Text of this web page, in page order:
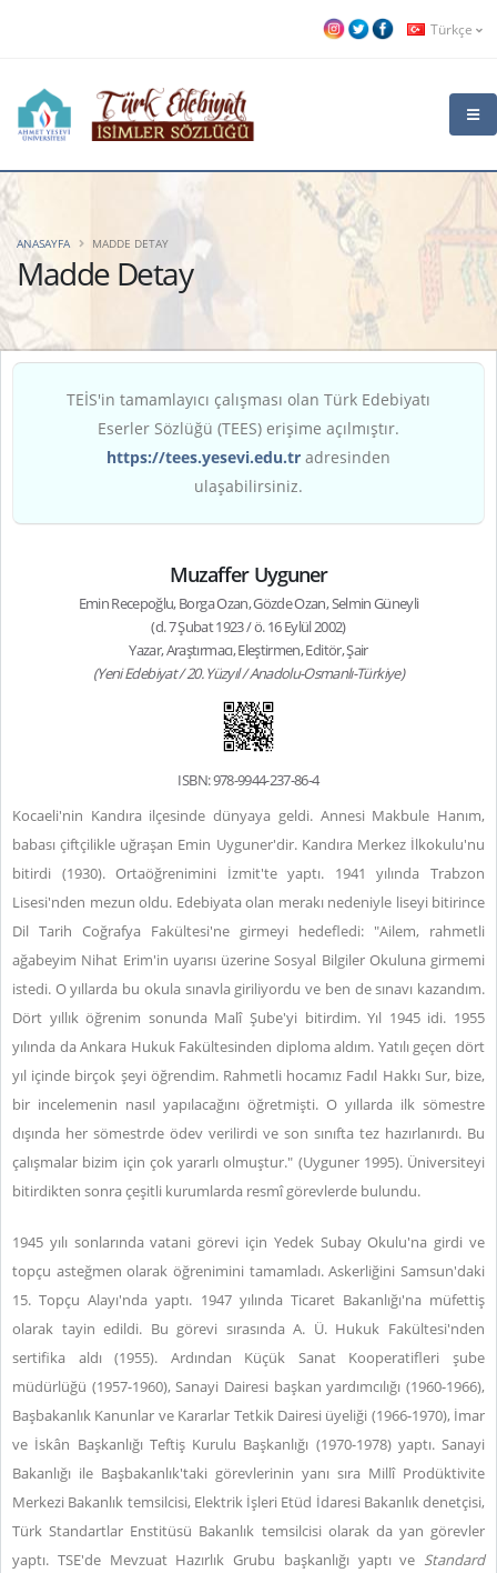
Türkçe
Madde Detay
ANASAYFA MADDE DETAY
TEİS'in tamamlayıcı çalışması olan Türk Edebiyatı
Eserler Sözlüğü (TEES) erişime açılmıştır.
https://tees.yesevi.edu.tr adresinden
ulaşabilirsiniz.
Muzaffer Uyguner
Emin Recepoğlu, Borga Ozan, Gözde Ozan, Selmin Güneyli
(d. 7 Şubat 1923 / ö. 16 Eylül 2002)
Yazar, Araştırmacı, Eleştirmen, Editör, Şair
(Yeni Edebiyat / 20. Yüzyıl / Anadolu-Osmanlı-Türkiye)
ISBN: 978-9944-237-86-4
Kocaeli'nin Kandıra ilçesinde dünyaya geldi. Annesi Makbule Hanım,
babası çiftçilikle uğraşan Emin Uyguner'dir. Kandıra Merkez İlkokulu'nu
bitirdi (1930). Ortaöğrenimini İzmit'te yaptı. 1941 yılında Trabzon
Lisesi'nden mezun oldu. Edebiyata olan merakı nedeniyle liseyi bitirince
Dil Tarih Coğrafya Fakültesi'ne girmeyi hedefledi: "Ailem, rahmetli
ağabeyim Nihat Erim'in uyarısı üzerine Sosyal Bilgiler Okuluna girmemi
istedi. O yıllarda bu okula sınavla giriliyordu ve ben de sınavı kazandım.
Dört yıllık öğrenim sonunda Malî Şube'yi bitirdim. Yıl 1945 idi. 1955
yılında da Ankara Hukuk Fakültesinden diploma aldım. Yatılı geçen dört
yıl içinde birçok şeyi öğrendim. Rahmetli hocamız Fadıl Hakkı Sur, bize,
bir incelemenin nasıl yapılacağını öğretmişti. O yıllarda ilk sömestre
dışında her sömestrde ödev verilirdi ve son sınıfta tez hazırlanırdı. Bu
çalışmalar bizim için çok yararlı olmuştur." (Uyguner 1995). Üniversiteyi
bitirdikten sonra çeşitli kurumlarda resmî görevlerde bulundu.
1945 yılı sonlarında vatani görevi için Yedek Subay Okulu'na girdi ve
topçu asteğmen olarak öğrenimini tamamladı. Askerliğini Samsun'daki
15. Topçu Alayı'nda yaptı. 1947 yılında Ticaret Bakanlığı'na müfettiş
olarak tayin edildi. Bu görevi sırasında A. Ü. Hukuk Fakültesi'nden
sertifika aldı (1955). Ardından Küçük Sanat Kooperatifleri şube
müdürlüğü (1957-1960), Sanayi Dairesi başkan yardımcılığı (1960-1966),
Başbakanlık Kanunlar ve Kararlar Tetkik Dairesi üyeliği (1966-1970), İmar
ve İskân Başkanlığı Teftiş Kurulu Başkanlığı (1970-1978) yaptı. Sanayi
Bakanlığı ile Başbakanlık'taki görevlerinin yanı sıra Millî Prodüktivite
Merkezi Bakanlık temsilcisi, Elektrik İşleri Etüd İdaresi Bakanlık denetçisi,
Türk Standartlar Enstitüsü Bakanlık temsilcisi olarak da yan görevler
yaptı. TSE'de Mevzuat Hazırlık Grubu başkanlığı yaptı ve Standard